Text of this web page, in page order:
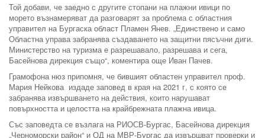
Той добави, че заедно с другите стопани на плажни ивици по
морето възнамеряват да разговарят за проблема с областния
управител на Бургаска област Пламен Янев. „Единствено и само
Областна управа забранява създаването на защитни пясъчни диги.
Министерство на туризма е разрешавало, разрешава и сега,
Басейнова дирекция също“, коментира още Иван Пачев.
Грамофона нюз припомня, че бившият областен управител проф.
Мария Нейкова издаде заповед в края на 2021 г, с която се
забранява извършването на действия, които нарушават
повърхността и целостта на крайбрежната плажна ивица.
Със заповедта се възлага на РИОСВ-Бургас, Басейнова дирекция
„Черноморски район“ и ОД на МВР-Бургас да извършват проверки и